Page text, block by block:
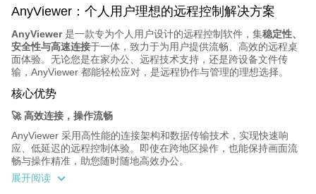
AnyViewer：个人用户理想的远程控制解决方案
AnyViewer是一款专为个人用户设计的远程控制软件，集稳定性、
安全性与高速连接于一体，致力于为用户提供流畅、高效的远程桌
面体验。无论您是在家办公、远程技术支持，还是跨设备文件传
输，AnyViewer 都能轻松应对，是远程协作与管理的理想选择。
核心优势
🚀 高效连接，操作流畅
AnyViewer 采用高性能的连接架构和数据传输技术，实现快速响
应、低延迟的远程控制体验。即使在跨地区操作，也能保持画面流
畅与操作精准，助您随时随地高效办公。
🔒 多重安全保障
展开阅读